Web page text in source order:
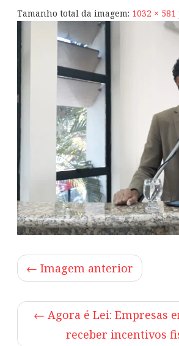
Tamanho total da imagem: 1032 × 581
← Imagem anterior
← Agora é Lei: Empresas
receber incentivos